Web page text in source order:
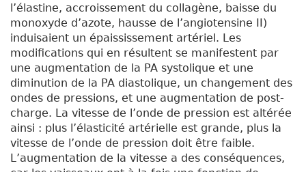
l’élastine, accroissement du collagène, baisse du
monoxyde d’azote, hausse de l’angiotensine II)
induisaient un épaississement artériel. Les
modifications qui en résultent se manifestent par
une augmentation de la PA systolique et une
diminution de la PA diastolique, un changement des
ondes de pressions, et une augmentation de post-
charge. La vitesse de l’onde de pression est altérée
ainsi : plus l’élasticité artérielle est grande, plus la
vitesse de l’onde de pression doit être faible.
L’augmentation de la vitesse a des conséquences,